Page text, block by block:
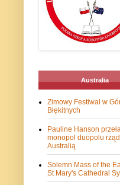
Australia
Zimowy Festiwal w
Błękitnych
Pauline Hanson
monopol duopolu
Australią
Solemn Mass of the
St Mary's Cathedral